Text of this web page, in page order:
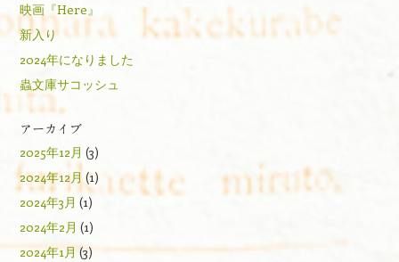
映画『Here』
新入り
2024年になりました
蟲文庫サコッシュ
アーカイブ
2025年12月 (3)
2024年12月 (1)
2024年3月 (1)
2024年2月 (1)
2024年1月 (3)